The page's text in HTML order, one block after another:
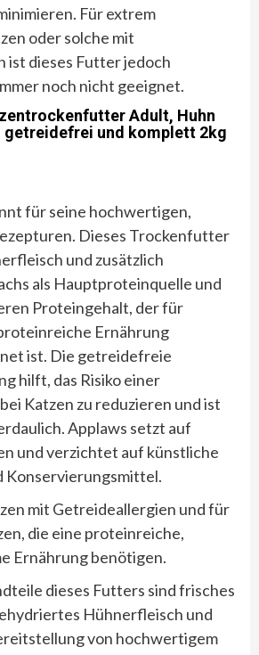
Für extrem
oder solche mit
ist dieses Futter jedoch
noch nicht geeignet.
Adult, Huhn
getreidefrei und komplett 2kg
für seine hochwertigen,
Dieses Trockenfutter
und zusätzlich
als Hauptproteinquelle und
Proteingehalt, der für
Ernährung
ist. Die getreidefreie
hilft, das Risiko einer
Katzen zu reduzieren und ist
Applaws setzt auf
und verzichtet auf künstliche
Konservierungsmittel.
mit Getreideallergien und für
die eine proteinreiche,
Ernährung benötigen.
dieses Futters sind frisches
Hühnerfleisch und
von hochwertigem